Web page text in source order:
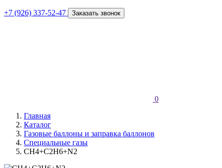
+7 (926) 337-52-47 Заказать звонок
0
Главная
Каталог
Газовые баллоны и заправка баллонов
Специальные газы
СН4+С2Н6+N2